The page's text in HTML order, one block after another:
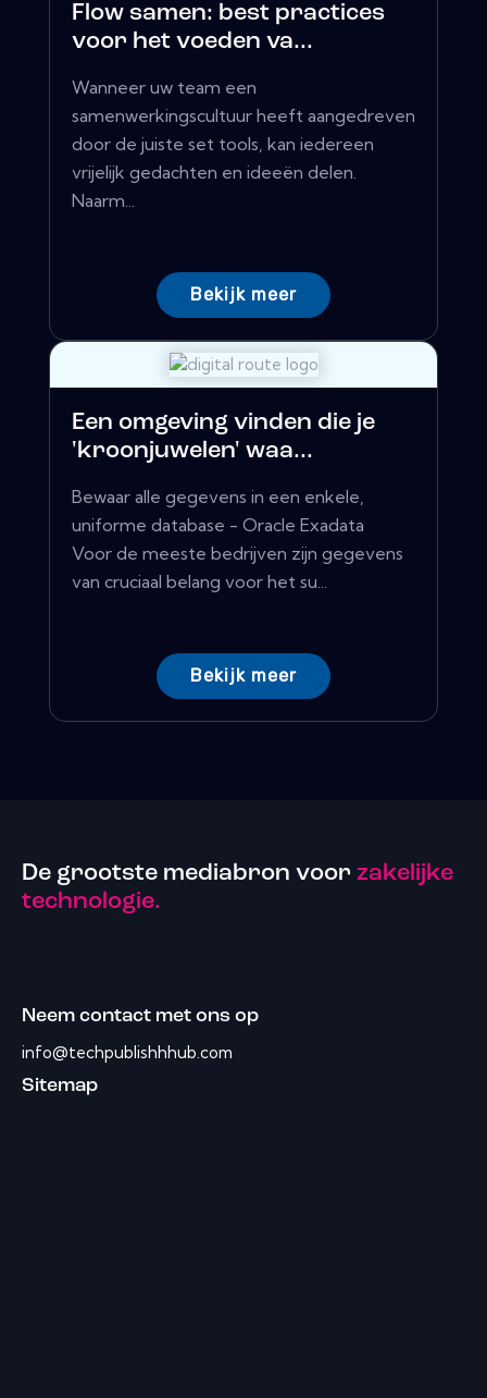
Flow samen: best practices
voor het voeden va...
Wanneer uw team een ​​
samenwerkingscultuur heeft aangedreven
door de juiste set tools, kan iedereen
vrijelijk gedachten en ideeën delen.
Naarm...
Bekijk meer
Een omgeving vinden die je
'kroonjuwelen' waa...
Bewaar alle gegevens in een enkele,
uniforme database - Oracle Exadata
Voor de meeste bedrijven zijn gegevens
van cruciaal belang voor het su...
Bekijk meer
De grootste mediabron voor zakelijke
technologie.
Neem contact met ons op
info@techpublishhhub.com
Sitemap